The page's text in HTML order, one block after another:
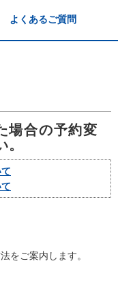
よくあるご質問
場合の予約変
をご案内します。